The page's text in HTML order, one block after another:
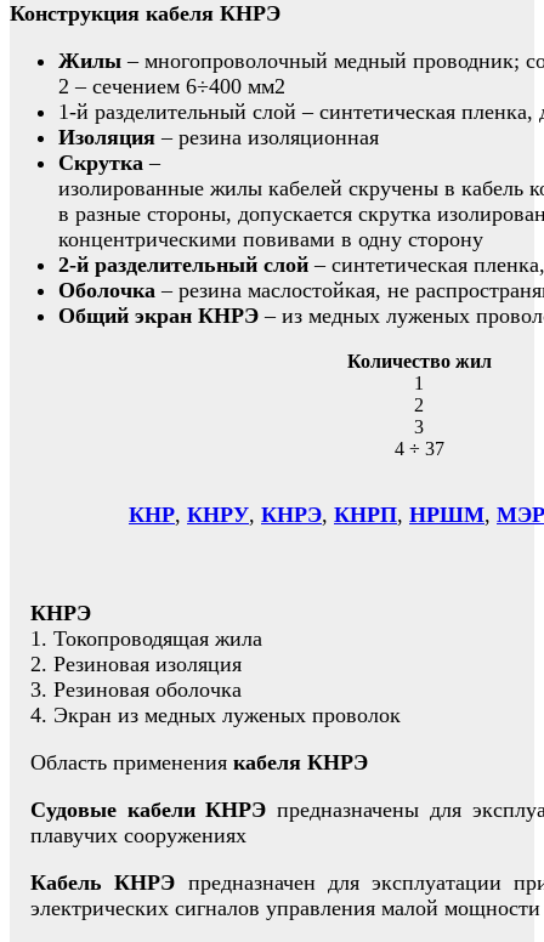
Конструкция кабеля КНРЭ
Жилы – многопроволочный медный проводник;
2 – сечением 6÷400 мм2
1-й разделительный слой – синтетическая пленка,
Изоляция – резина изоляционная
Скрутка–
изолированные жилы кабелей скручены в кабель
в разные стороны, допускается скрутка
концентрическими повивами в одну сторону
2-й разделительный слой– синтетическая
Оболочка – резина маслостойкая, не
Общий экран КНРЭ – из медных луженых
Количество жил
1
2
3
4 ÷ 37
КНР, КНРУ, КНРЭ, КНРП, НРШМ,
КНРЭ
1. Токопроводящая жила
2. Резиновая изоляция
3. Резиновая оболочка
4. Экран из медных луженых проволок
Область применения кабеля КНРЭ
Судовые кабели КНРЭ предназначены для
плавучих сооружениях
Кабель КНРЭ предназначен для эксплуатации
электрических сигналов управления малой